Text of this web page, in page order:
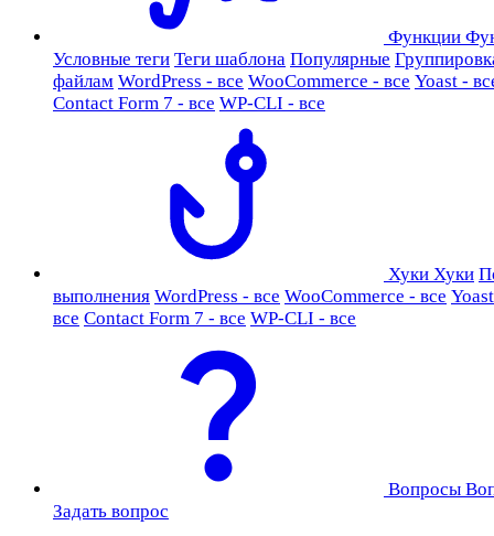
Функции
Условные теги Теги шаблона Популярные
файлам WordPress - все WooCommerce - все Yoast -
Contact Form 7 - все WP-CLI - все
Хуки Хуки
выполнения WordPress - все WooCommerce - все
все Contact Form 7 - все WP-CLI - все
Вопросы
Задать вопрос